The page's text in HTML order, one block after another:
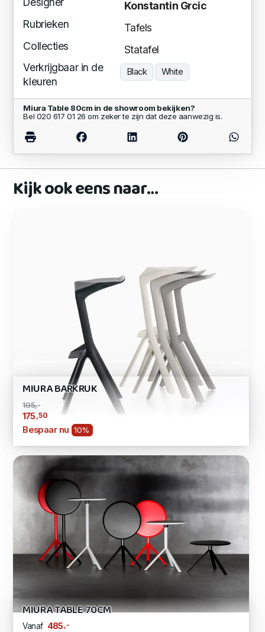
Konstantin Grcic
Rubrieken
Tafels
Collecties
Statafel
Verkrijgbaar in de
kleuren
Black White
Miura Table 80cm in de showroom bekijken?
Bel 020 617 01 26 om zeker te zijn dat deze aanwezig is.
Kijk ook eens naar…
MIURA BARKRUK
195,-
175 ,50
Bespaar nu 10%
MIURA TABLE 70CM
Vanaf 485,-